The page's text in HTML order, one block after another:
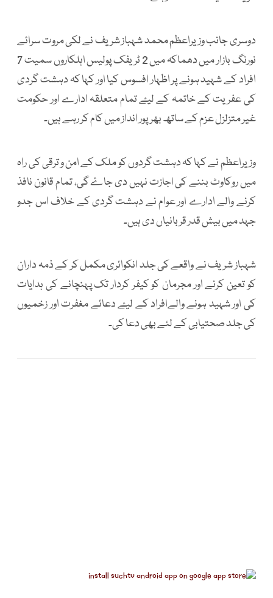
دوسری جانب وزیراعظم محمد شہباز شریف نے لکی مروت سرائے
نورنگ بازار میں دھماکہ میں 2 ٹریفک پولیس اہلکاروں سمیت 7
افراد کے شہید ہونے پر اظہار افسوس کیا اور کہا کہ دہشت گردی
کی عفریت کے خاتمہ کے لیۓ تمام متعلقہ ادارے اور حکومت
غیر متزلزل عزم کے ساتھ بھرپور انداز میں کام کر رہے ہیں۔
وزیراعظم نے کہا کہ دہشت گردوں کو ملک کے امن و ترقی کی راہ
میں روکاوٹ بننے کی اجازت نہیں دی جاۓ گی، تمام قانون نافذ
کرنے والے ادارے اور عوام نے دہشت گردی کے خلاف اس جدو
جہد میں بیش قدر قربانیاں دی ہیں۔
شہباز شریف نے واقعے کی جلد انکوائری مکمل کر کے ذمہ داران
کو تعین کرنے اور مجرمان کو کیفر کردار تک پہنچانے کی ہدایات
کی اور شہید ہونے والےافراد کے لیۓ دعائے مغفرت اور زخمیوں
کی جلد صحتیابی کے لئے بھی دعا کی۔